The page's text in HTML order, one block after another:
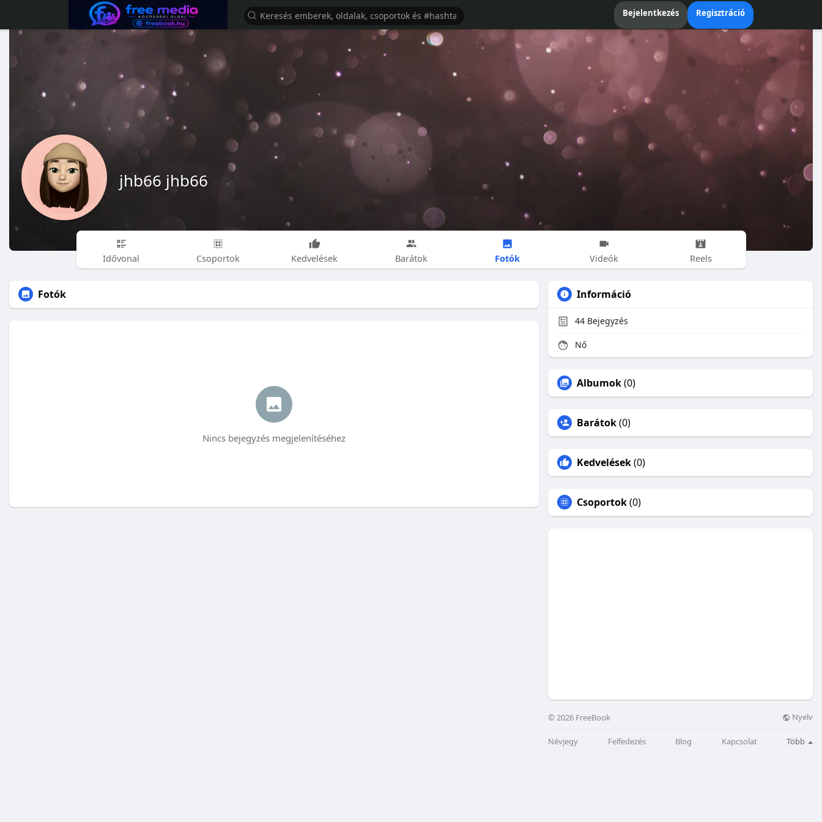
Bejelentkezés Regisztráció
jhb66 jhb66
Idővonal Csoportok Kedvelések Barátok Fotók Videók Reels
Fotók
Nincs bejegyzés megjelenítéséhez
Információ
44 Bejegyzés
Nő
Albumok(0)
Barátok(0)
Kedvelések(0)
Csoportok(0)
© 2026 FreeBook Nyelv
Névjegy Felfedezés Blog Kapcsolat Több